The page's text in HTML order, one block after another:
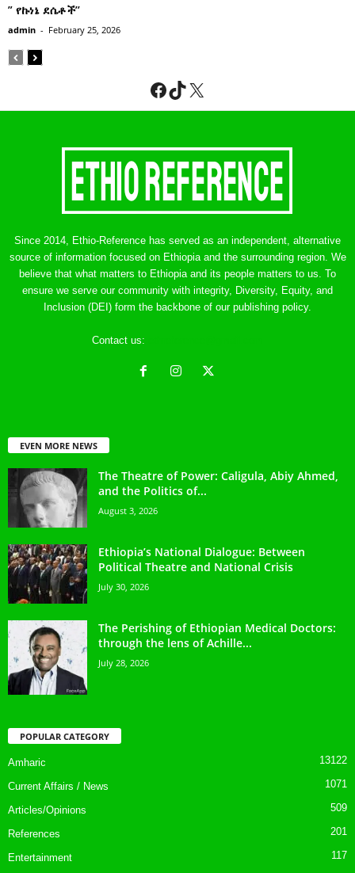
” የኩነኔ ደሴቶች’’
admin - February 25, 2026
Facebook
TikTok
X
Since 2014, Ethio-Reference has served as an independent, alternative
source of information focused on Ethiopia and the surrounding region. We
believe that what matters to Ethiopia and its people matters to us. To
ensure we serve our community with integrity, Diversity, Equity, and
Inclusion (DEI) form the backbone of our publishing policy.
Contact us:
EVEN MORE NEWS
The Theatre of Power: Caligula, Abiy Ahmed,
and the Politics of...
August 3, 2026
Ethiopia’s National Dialogue: Between
Political Theatre and National Crisis
July 30, 2026
The Perishing of Ethiopian Medical Doctors:
through the lens of Achille...
July 28, 2026
POPULAR CATEGORY
Amharic 13122
Current Affairs / News 1071
Articles/Opinions 509
References 201
Entertainment
117